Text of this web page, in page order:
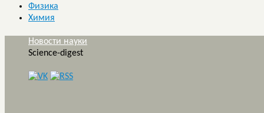
Физика
Химия
Новости науки
Science-digest